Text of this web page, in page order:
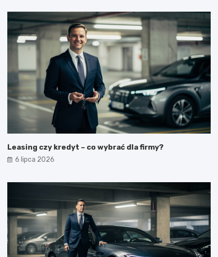
Leasing czy kredyt – co wybrać dla firmy?
6 lipca 2026